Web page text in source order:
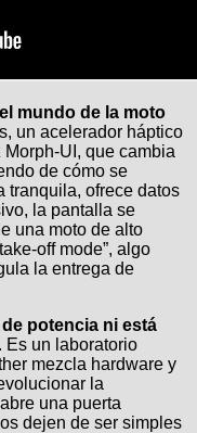
mundo de la moto
un acelerador háptico
UI, que cambia
de cómo se
tranquila, ofrece datos
la pantalla se
una moto de alto
off mode”, algo
la entrega de
potencia ni está
. Es un laboratorio
mezcla hardware y
la
una puerta
dejen de ser simples